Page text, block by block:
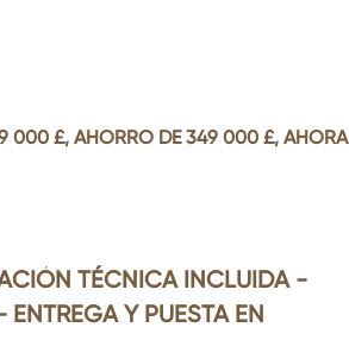
000 £, AHORRO DE 349 000 £, AHORA
TÉCNICA INCLUIDA -
Y PUESTA EN